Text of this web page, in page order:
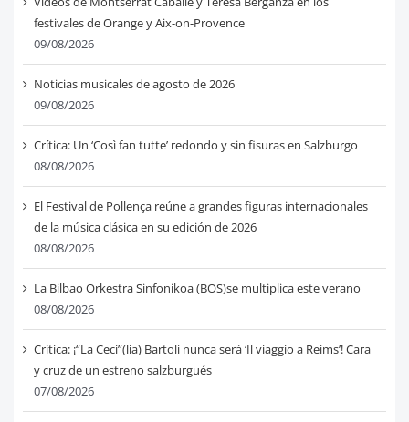
festivales de Orange y Aix-on-Provence
09/08/2026
Noticias musicales de agosto de 2026
09/08/2026
Crítica: Un ‘Così fan tutte’ redondo y sin fisuras en Salzburgo
08/08/2026
El Festival de Pollença reúne a grandes figuras internacionales
de la música clásica en su edición de 2026
08/08/2026
La Bilbao Orkestra Sinfonikoa (BOS)se multiplica este verano
08/08/2026
Crítica: ¡“La Ceci”(lia) Bartoli nunca será ‘Il viaggio a Reims’! Cara
y cruz de un estreno salzburgués
07/08/2026